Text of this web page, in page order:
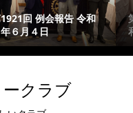
回 例会報告 令和
６月４日
クラブ